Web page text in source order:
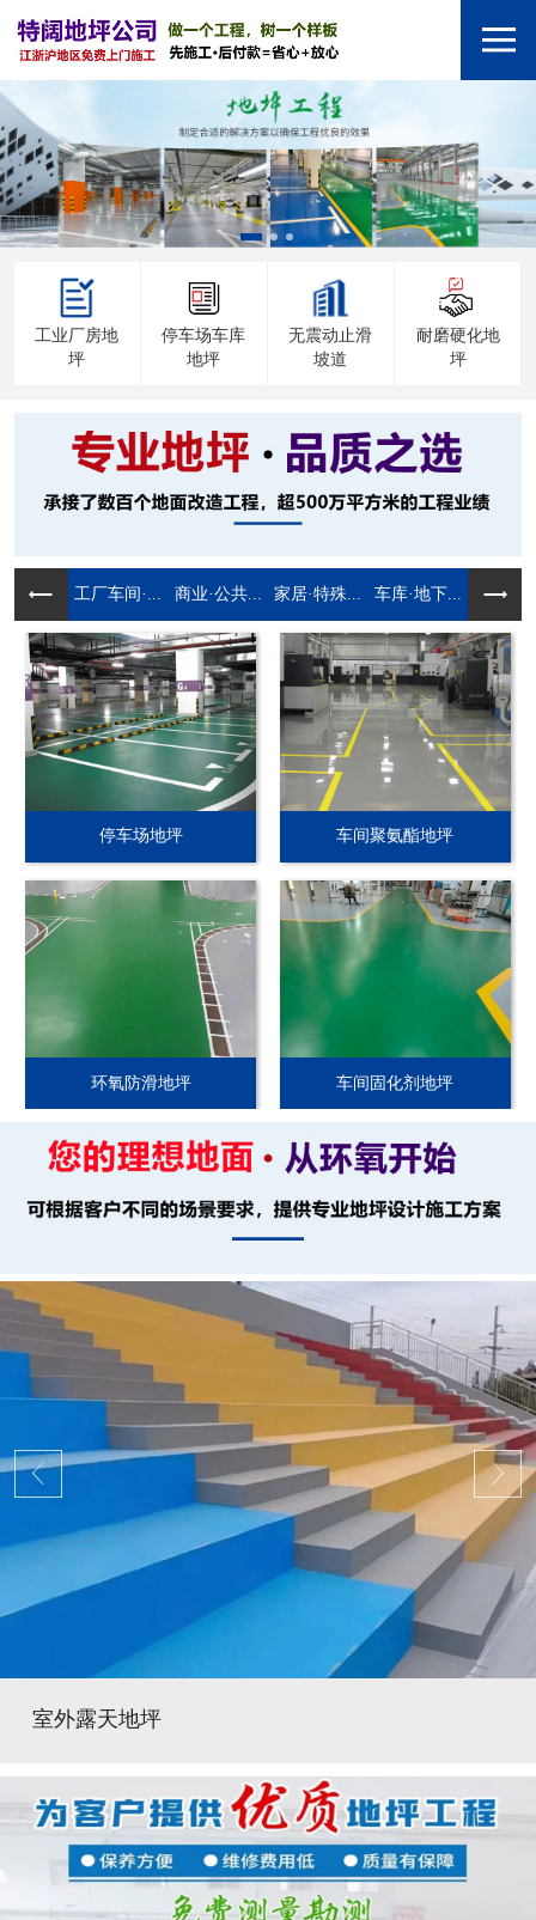
工业厂房地
坪
停车场车库
地坪
无震动止滑
坡道
耐磨硬化地
坪
工厂车间·... 商业·公共... 家居·特殊... 车库·地下...
停车场地坪 车间聚氨酯地坪
环氧防滑地坪 车间固化剂地坪
室外露天地坪